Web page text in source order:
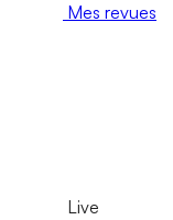
Mes revues
Live